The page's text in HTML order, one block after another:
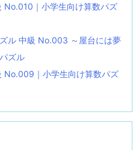
No.010｜小学生向け算数パズ
ル 中級 No.003 ～屋台には夢
ズル
No.009｜小学生向け算数パズ